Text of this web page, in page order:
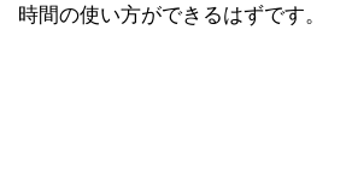
時間の使い方ができるはずです。